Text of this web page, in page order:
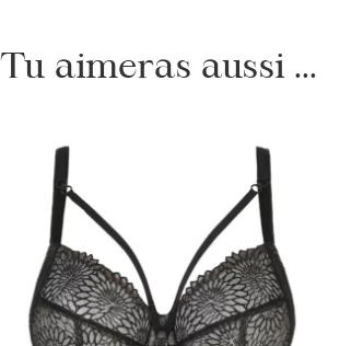
Tu aimeras aussi ...